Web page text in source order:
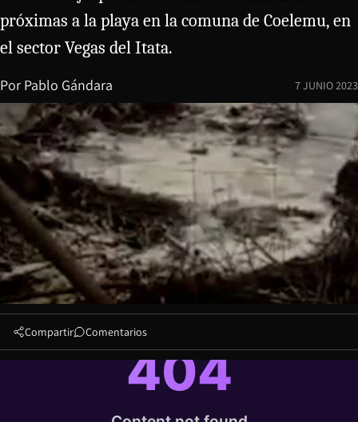
próximas a la playa en la comuna de Coelemu, en
el sector Vegas del Itata.
Por Pablo Gándara 7 JUNIO 2023
Compartir Comentarios